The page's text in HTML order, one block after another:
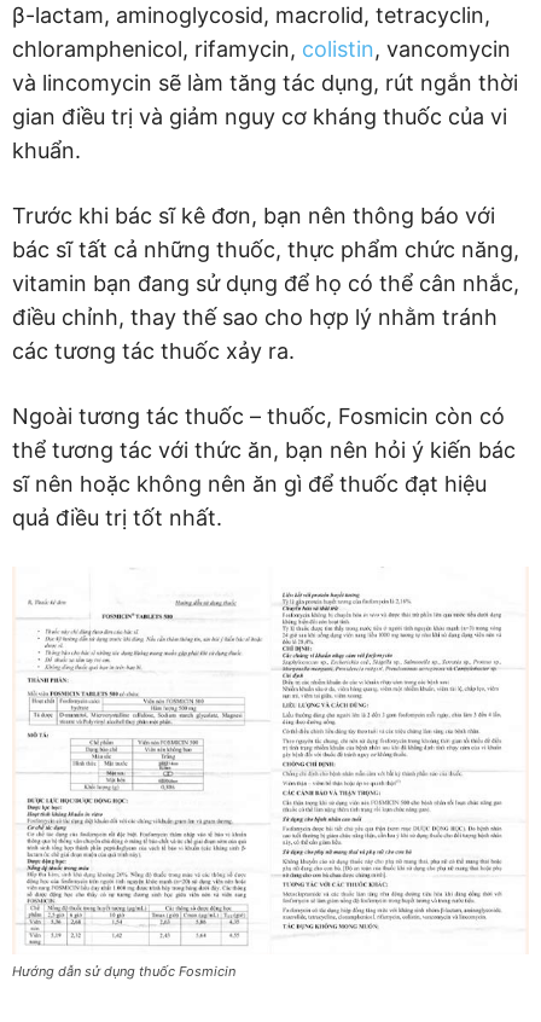
β-lactam, aminoglycosid, macrolid, tetracyclin,
chloramphenicol, rifamycin, colistin, vancomycin
và lincomycin sẽ làm tăng tác dụng, rút ngắn thời
gian điều trị và giảm nguy cơ kháng thuốc của vi
khuẩn.
Trước khi bác sĩ kê đơn, bạn nên thông báo với
bác sĩ tất cả những thuốc, thực phẩm chức năng,
vitamin bạn đang sử dụng để họ có thể cân nhắc,
điều chỉnh, thay thế sao cho hợp lý nhằm tránh
các tương tác thuốc xảy ra.
Ngoài tương tác thuốc – thuốc, Fosmicin còn có
thể tương tác với thức ăn, bạn nên hỏi ý kiến bác
sĩ nên hoặc không nên ăn gì để thuốc đạt hiệu
quả điều trị tốt nhất.
Hướng dẫn sử dụng thuốc Fosmicin